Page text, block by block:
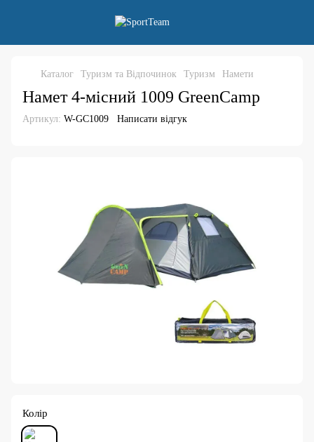
Каталог Туризм та Відпочинок Туризм Намети
Намет 4-місний 1009 GreenCamp
Артикул: W-GC1009 Написати відгук
Колір